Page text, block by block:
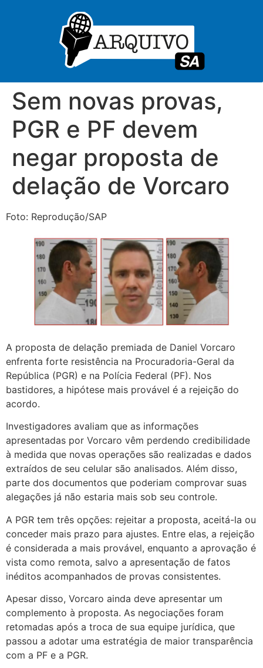
Sem novas provas,
PGR e PF devem
negar proposta de
delação de Vorcaro
Foto: Reprodução/SAP
A proposta de delação premiada de Daniel Vorcaro
enfrenta forte resistência na Procuradoria-Geral da
República (PGR) e na Polícia Federal (PF). Nos
bastidores, a hipótese mais provável é a rejeição do
acordo.
Investigadores avaliam que as informações
apresentadas por Vorcaro vêm perdendo credibilidade
à medida que novas operações são realizadas e dados
extraídos de seu celular são analisados. Além disso,
parte dos documentos que poderiam comprovar suas
alegações já não estaria mais sob seu controle.
A PGR tem três opções: rejeitar a proposta, aceitá-la ou
conceder mais prazo para ajustes. Entre elas, a rejeição
é considerada a mais provável, enquanto a aprovação é
vista como remota, salvo a apresentação de fatos
inéditos acompanhados de provas consistentes.
Apesar disso, Vorcaro ainda deve apresentar um
complemento à proposta. As negociações foram
retomadas após a troca de sua equipe jurídica, que
passou a adotar uma estratégia de maior transparência
com a PF e a PGR.